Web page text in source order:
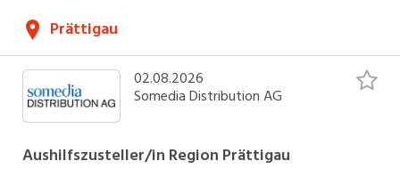
an Sonntagen Einsätze zwischen 05.00 - 07.30 Uhr
INSERAT ANSEHEN
Prättigau
02.08.2026
Somedia Distribution AG
Aushilfszusteller/in Region Prättigau